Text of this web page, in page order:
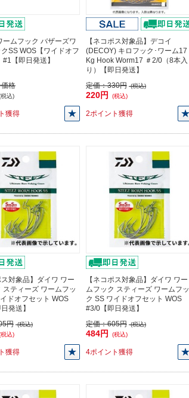
ームフック バザーズワ
SS WOS【ワイドオフ
【即日発送】
格
込)
獲得
【ネコポス対象品】デコイ
(DECOY) キロフック･ワーム17
Kg Hook Worm17 ＃2/0（8本入
り）【即日発送】
定価：330円 (税込)
220円 (税込)
2ポイント獲得
ス対象品】ダイワ ワー
スティーズ ワームフッ
ドオフセット WOS
発送】
円 (税込)
込)
獲得
【ネコポス対象品】ダイワ ワー
ムフック スティーズ ワームフッ
ク SS ワイドオフセット WOS
#3/0【即日発送】
定価：605円 (税込)
484円 (税込)
4ポイント獲得